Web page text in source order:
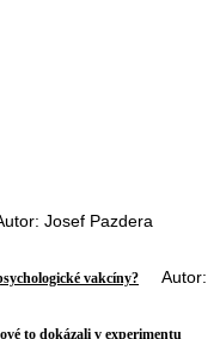
Josef Pazdera
vakcíny? Autor:
to dokázali v experimentu